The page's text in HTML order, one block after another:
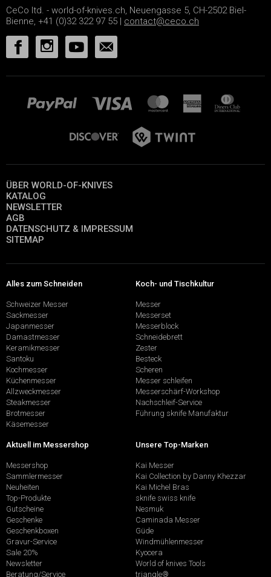
CeCo ltd. - world-of-knives.ch, Neuengasse 5, CH-2502 Biel-
Bienne, +41 (0)32 322 97 55 | contact@ceco.ch
ÜBER WORLD-OF-KNIVES
KATALOG
NEWSLETTER
AGB
DATENSCHUTZ & IMPRESSUM
SITEMAP
Alles zum Schneiden
Schweizer Messer
Sackmesser
Japanmesser
Damastmesser
Keramikmesser
Santoku
Kochmesser
Küchenmesser
Allzweckmesser
Steakmesser
Brotmesser
Käsemesser
Koch- und Tischkultur
Messer
Messerset
Messerblock
Schneidebrett
Zester
Besteck
Scheren
Messer schleifen
Messerschärf-Workshop
Nachschleif-Service
Führung sknife Manufaktur
Aktuell im Messershop
Messershop
Sammlermesser
Neuheiten
Top-Produkte
Gutscheine
Geschenke
Geschenkboxen
Gravur-Service
Sale 20%
Newsletter
Beratung/Service
Unsere Top-Marken
Kai Messer
Kai Collection by Danny Khezzar
Kai Michel Bras
sknife swiss knife
Nesmuk
Caminada Messer
Güde
Windmühlenmesser
Kyocera
World of knives Tools
triangle®